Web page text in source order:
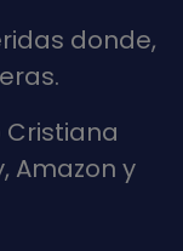
donde,
Cristiana
Amazon y